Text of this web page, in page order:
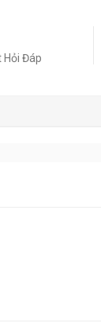
Hỏi Đáp